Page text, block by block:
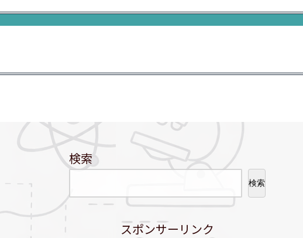
検索
検索
スポンサーリンク